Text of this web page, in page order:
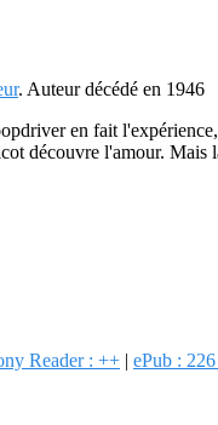
. Auteur décédé en 1946
en fait
découvre l'amour.
Reader : ++ | ePub :